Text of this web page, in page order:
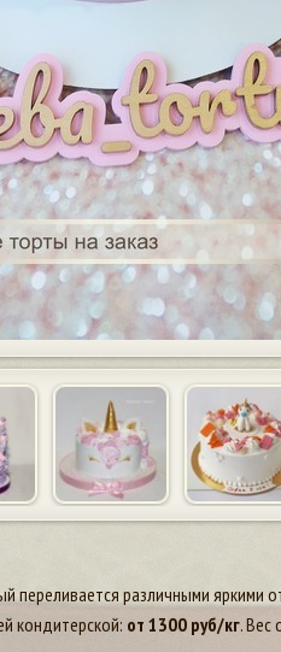
переливается различными яркими
кондитерской: от 1300руб/кг. Вес